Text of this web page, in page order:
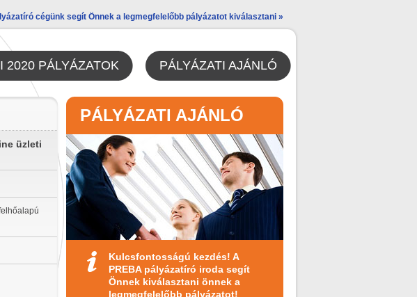
cégünk segít Önnek a legmegfelelőbb pályázatot kiválasztani »
2020 PÁLYÁZATOK PÁLYÁZATI AJÁNLÓ
üzleti
PÁLYÁZATI AJÁNLÓ
Kulcsfontosságú kezdés! A
PREBA pályázatíró iroda segít
Önnek kiválasztani önnek a
legmegfelelőbb pályázatot!